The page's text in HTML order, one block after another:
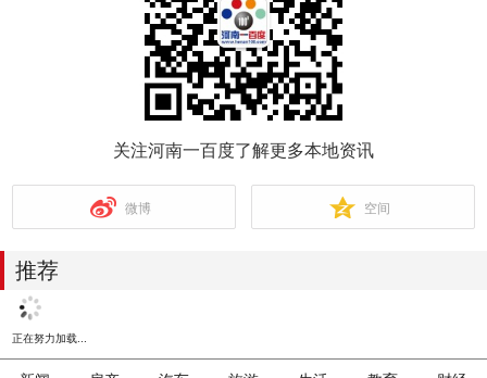
关注河南一百度了解更多本地资讯
微博 空间
推荐
正在努力加载...